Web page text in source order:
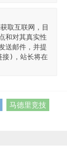
取互联网，目
和对其真实性
送邮件，并提
接)，站长将在
马德里竞技